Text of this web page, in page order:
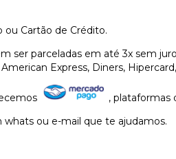
Cartão de Crédito.
ser parceladas em até 3x sem
Express, Diners,
, plataformas
ou e-mail que te ajudamos.